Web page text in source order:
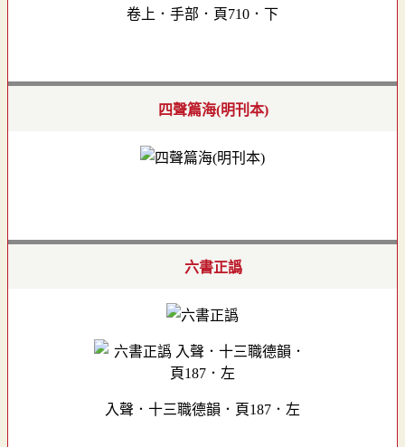
卷上．手部．頁710．下
四聲篇海(明刊本)
六書正譌
入聲．十三職德韻．頁187．左